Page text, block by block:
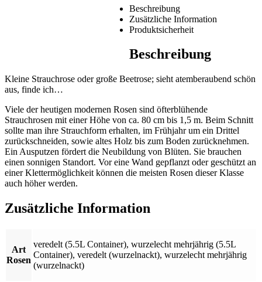
Beschreibung
Zusätzliche Information
Produktsicherheit
Beschreibung
Kleine Strauchrose oder große Beetrose; sieht atemberaubend schön
aus, finde ich…
Viele der heutigen modernen Rosen sind öfterblühende
Strauchrosen mit einer Höhe von ca. 80 cm bis 1,5 m. Beim Schnitt
sollte man ihre Strauchform erhalten, im Frühjahr um ein Drittel
zurückschneiden, sowie altes Holz bis zum Boden zurücknehmen.
Ein Ausputzen fördert die Neubildung von Blüten. Sie brauchen
einen sonnigen Standort. Vor eine Wand gepflanzt oder geschützt an
einer Klettermöglichkeit können die meisten Rosen dieser Klasse
auch höher werden.
Zusätzliche Information
Art
Rosen
veredelt (5.5L Container), wurzelecht mehrjährig (5.5L
Container), veredelt (wurzelnackt), wurzelecht mehrjährig
(wurzelnackt)